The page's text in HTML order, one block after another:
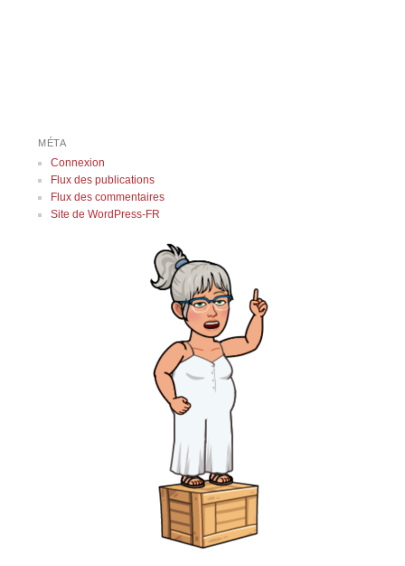
MÉTA
Connexion
Flux des publications
Flux des commentaires
Site de WordPress-FR